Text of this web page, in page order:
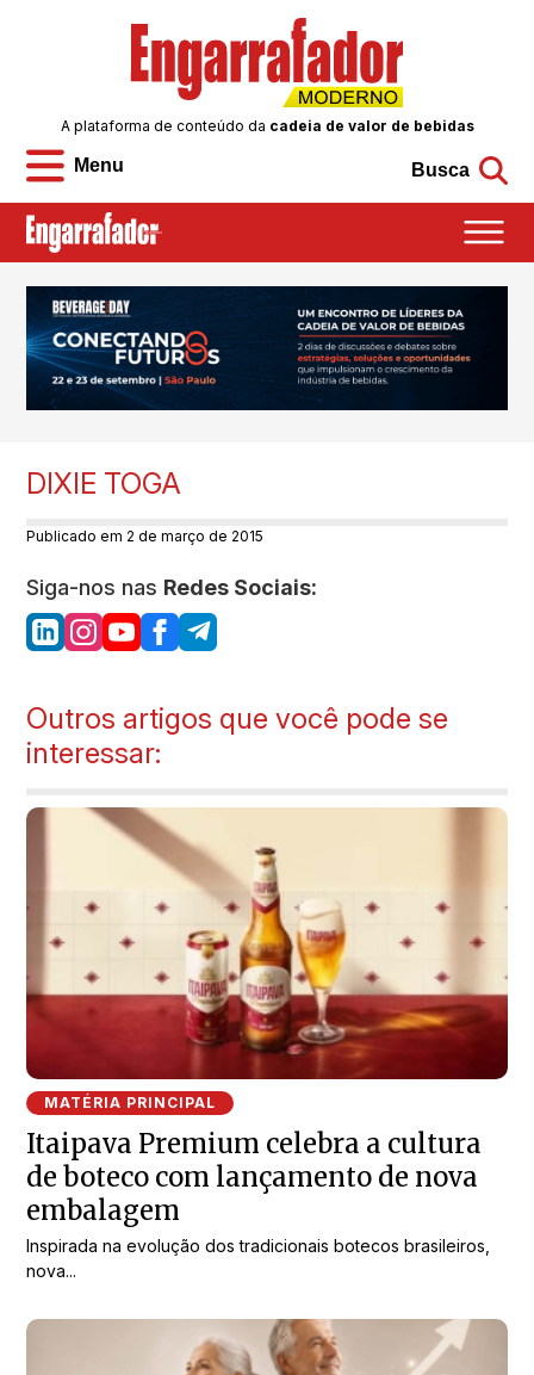
Menu
A plataforma de conteúdo da cadeia de valor de bebidas
Busca
DIXIE TOGA
Publicado em 2 de março de 2015
Siga-nos nas Redes Sociais:
Outros artigos que você pode se
interessar:
MATÉRIA PRINCIPAL
Itaipava Premium celebra a cultura
de boteco com lançamento de nova
embalagem
Inspirada na evolução dos tradicionais botecos brasileiros,
nova...